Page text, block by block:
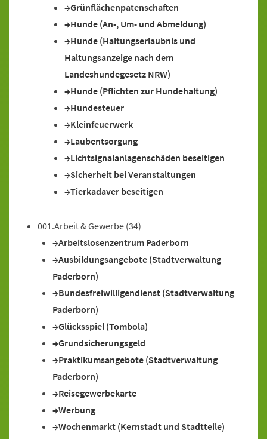
Grünflächenpatenschaften
Hunde (An-, Um- und Abmeldung)
Hunde (Haltungserlaubnis und
Haltungsanzeige nach dem
Landeshundegesetz NRW)
Hunde (Pflichten zur Hundehaltung)
Hundesteuer
Kleinfeuerwerk
Laubentsorgung
Lichtsignalanlagenschäden beseitigen
Sicherheit bei Veranstaltungen
Tierkadaver beseitigen
001.Arbeit & Gewerbe (34)
Arbeitslosenzentrum Paderborn
Ausbildungsangebote (Stadtverwaltung
Paderborn)
Bundesfreiwilligendienst (Stadtverwaltung
Paderborn)
Glücksspiel (Tombola)
Grundsicherungsgeld
Praktikumsangebote (Stadtverwaltung
Paderborn)
Reisegewerbekarte
Werbung
Wochenmarkt (Kernstadt und Stadtteile)